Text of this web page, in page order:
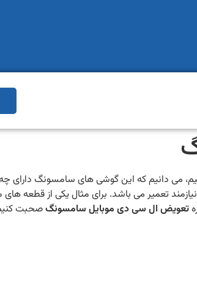
می دانیم که این گوشی های سامسونگ
تعمیر می باشد. برای مثال یکی از قطعه
تعویض ال سی دی موبایل سامسونگصحبت